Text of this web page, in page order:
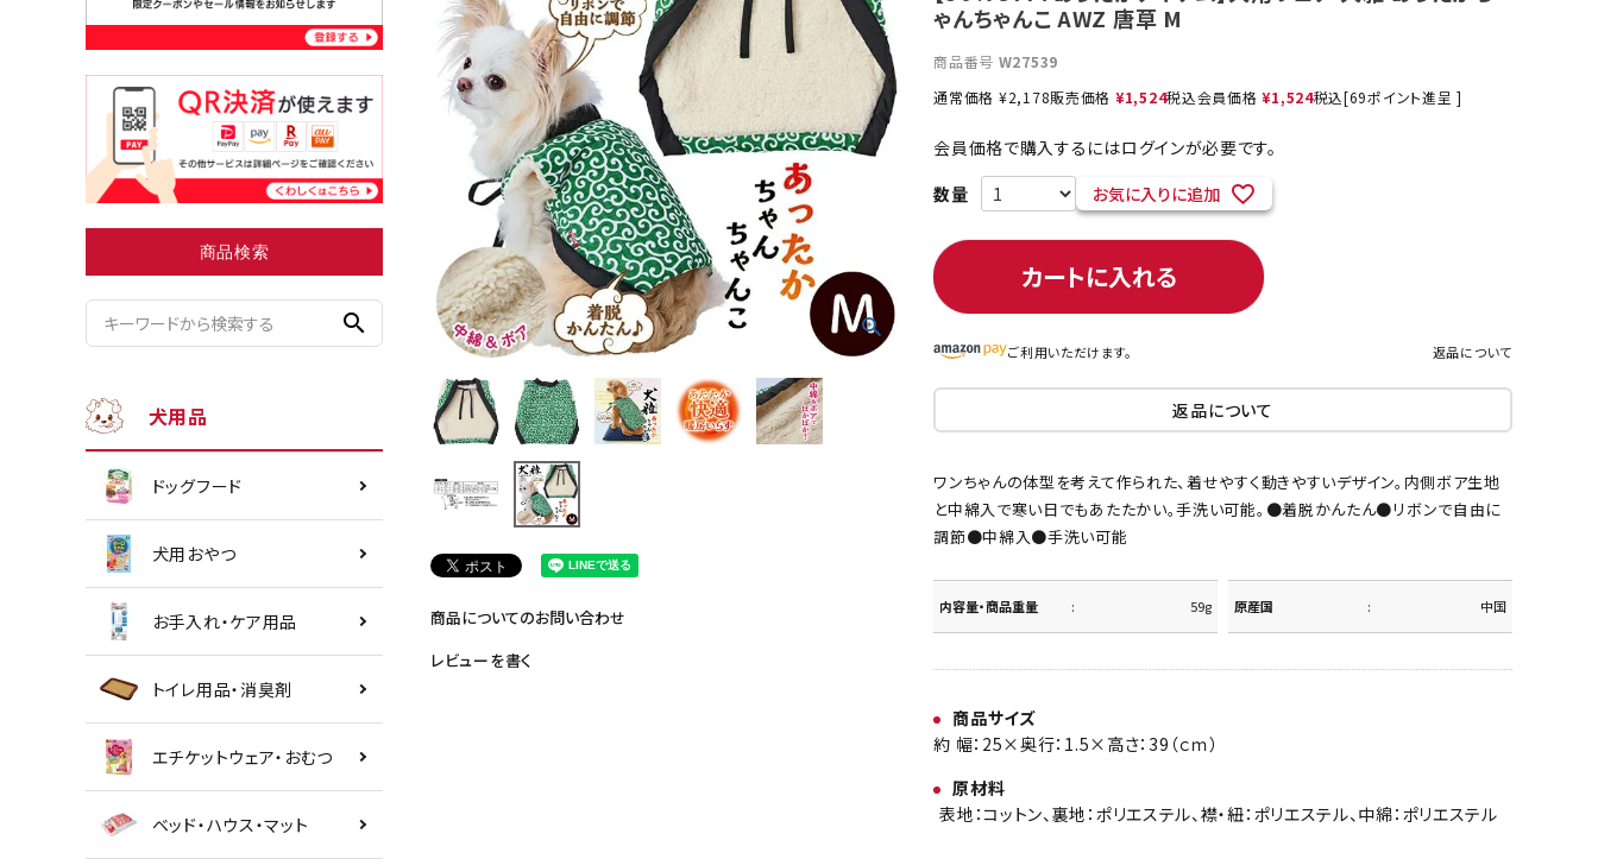
またたび・元気草 夜のお散歩
小型犬にオススメ ダイエット中にオススメ
商品検索
search
犬用品
ドッグフード
犬用おやつ
お手入れ・ケア用品
トイレ用品・消臭剤
エチケットウェア・おむつ
ベッド・ハウス・マット
商品についてのお問い合わせ
レビューを書く
ゃんちゃんこ AWZ 唐草 M
商品番号 W27539
通常価格 ¥2,178販売価格 ¥1,524税込会員価格 ¥1,524税込[69ポイント進呈 ]
会員価格で購入するにはログインが必要です。
お気に入りに追加
カートに入れる
ご利用いただけます。 返品について
返品について
ワンちゃんの体型を考えて作られた、着せやすく動きやすいデザイン。内側ボア生地
と中綿入で寒い日でもあたたかい。手洗い可能。●着脱かんたん●リボンで自由に
調節●中綿入●手洗い可能
内容量・商品重量 59g 原産国 中国
商品サイズ
約 幅：25×奥行：1.5×高さ：39（ｃｍ）
原材料
表地：コットン、裏地：ポリエステル、襟・紐：ポリエステル、中綿：ポリエステル